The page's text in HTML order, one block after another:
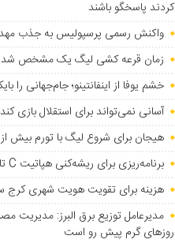
کردند پاسخگو باشند
واکنش رسمی پرسپولیس به جذب
زمان قرعه کشی لیگ یک مشخص شد
خشم یوفا از اینفانتینو؛ جام‌جهانی را
آسانی نمی‌تواند برای استقلال بازی
هیجان برای شروع لیگ با تورم بیش از ۱۰۰درصد!
برنامه‌ریزی برای ریشه‌کنی هپاتیت C تا سال ۲۰۳۰
هزینه برای تقویت هویت شهری کرج
مدیرعامل توزیع برق البرز: مدیریت
روزهای گرم پیش رو است